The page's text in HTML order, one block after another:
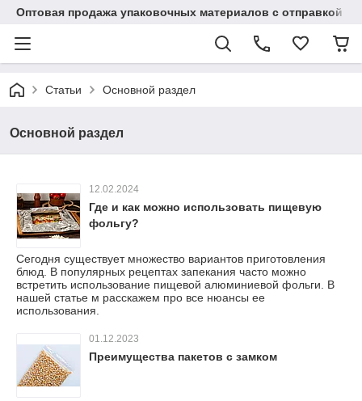
Оптовая продажа упаковочных материалов с отправкой по
Статьи Основной раздел
Основной раздел
12.02.2024
Где и как можно использовать пищевую
фольгу?
Сегодня существует множество вариантов приготовления
блюд. В популярных рецептах запекания часто можно
встретить использование пищевой алюминиевой фольги. В
нашей статье м расскажем про все нюансы ее
использования.
01.12.2023
Преимущества пакетов с замком